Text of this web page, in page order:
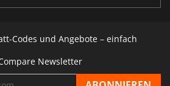
Codes und Angebote – einfach
Newsletter